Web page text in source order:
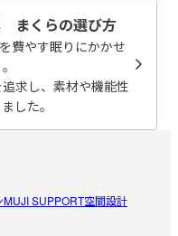
に素のまんまの麻の色
も見つからない何気
まくらの選び方
費やす眠りにかかせ
求し、素材や機能性
した。
MUJI SUPPORT空間設計